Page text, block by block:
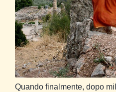
Quando finalmente, dopo